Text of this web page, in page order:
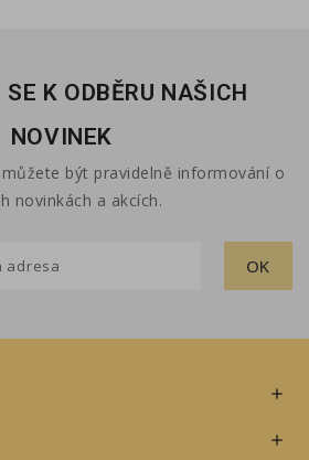
K ODBĚRU NAŠICH
NOVINEK
být pravidelně informování o
novinkách a akcích.

